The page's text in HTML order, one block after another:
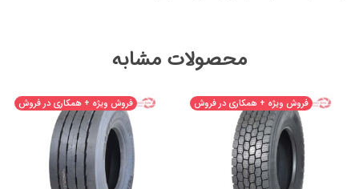
محصولات مشابه
فروش ویژه + همکاری در فروش فروش ویژه + همکاری در فروش